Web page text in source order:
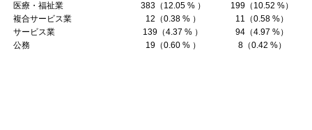
医療・福祉業
383（12.05 % ）
199（10.52 %）
複合サービス業
12（0.38 % ）
11（0.58 %）
サービス業
139（4.37 % ）
94（4.97 %）
公務
19（0.60 % ） 8（0.42 %）